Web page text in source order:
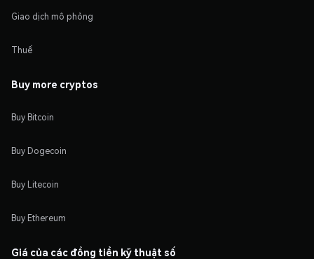
Giao dịch mô phỏng
Thuế
Buy more cryptos
Buy Bitcoin
Buy Dogecoin
Buy Litecoin
Buy Ethereum
Giá của các đồng tiền kỹ thuật số